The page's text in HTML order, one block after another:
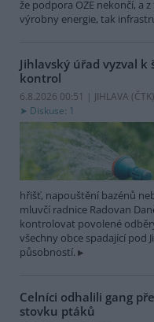
že podpora OZE nekončí, a
výrobny energie, tak
Jihlavský úřad vyzval
kontrol
6.8.2026 00:51 | JIHLAVA (ČTK)
Diskuse: 1
hřišť, napouštění bazénů
mluvčí radnice Radovan
kontrolovat povolené
všechny obce spadající pod
působností.
Celníci odhalili gang
stovku ptáků